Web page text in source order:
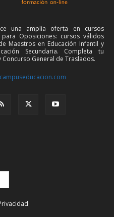
una amplia oferta en cursos
Oposiciones: cursos válidos
Maestros en Educación Infantil y
Secundaria. Completa tu
General de Traslados.